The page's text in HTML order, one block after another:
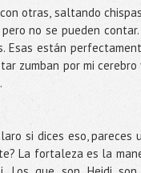
otras, saltando
no se pueden contar.
Esas están
zumban por mi cerebro
si dices eso, pareces
La fortaleza es la